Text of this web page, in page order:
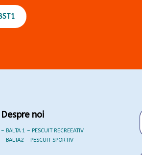
Despre noi
– BALTA 1 – PESCUIT RECREEATIV
– BALTA2 – PESCUIT SPORTIV